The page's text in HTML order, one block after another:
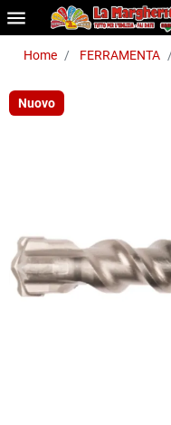
menu
Home FERRAMENTA
Nuovo